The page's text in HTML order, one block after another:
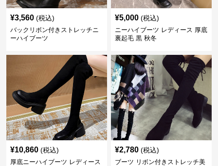
¥3,560 (税込)
バックリボン付きストレッチニ
ーハイブーツ
¥5,000 (税込)
ニーハイブーツ レディース 厚底
裏起毛 黒 秋冬
¥10,860 (税込)
厚底ニーハイブーツ レディース
¥2,780 (税込)
ブーツ リボン付きストレッチ美